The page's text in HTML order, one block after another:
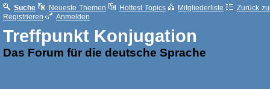
Suche Neueste Themen Hottest Topics Mitgliederliste
Zurück
Registrieren
Anmelden
Treffpunkt Konjugation
Das Forum für die deutsche Sprache